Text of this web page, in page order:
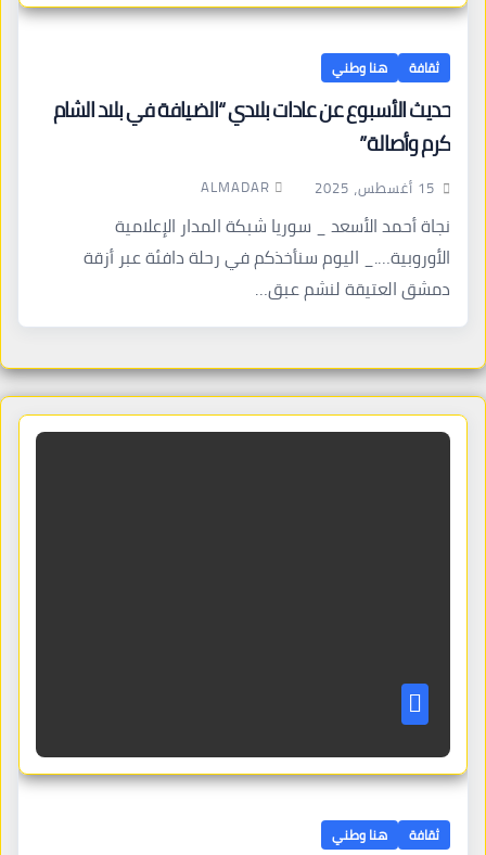
ثقافة هنا وطني
حديث الأسبوع عن عادات بلادي “الضيافة في بلاد الشام
كرم وأصالة”
15 أغسطس، 2025 ALMADAR
نجاة أحمد الأسعد _ سوريا شبكة المدار الإعلامية
الأوروبية…._ اليوم سنأخذكم في رحلة دافئة عبر أزقة
دمشق العتيقة لنشم عبق…
ثقافة هنا وطني